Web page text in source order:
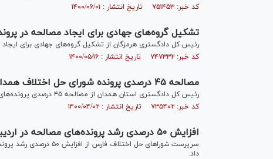
کد خبر: ۷۵۱۴۵۳ تاریخ انتشار : ۱۴۰۰/۰۶/۰۱
تشکیل گروه‌های جهادی برای ایجاد مصالحه در
رئیس کل دادگستری هرمزگان از تشکیل گروه‌های جهادی برای
کد خبر: ۷۴۷۳۳۲ تاریخ انتشار : ۱۴۰۰/۰۵/۱۶
مصالحه ۴۵ درصدی پرونده شورای حل اختلاف همدان
رئیس کل دادگستری استان همدان از مصالحه ۴۵ درصدی پرونده‌های شورای حل اختلاف همدان خبر داد.
کد خبر: ۷۳۵۴۰۲ تاریخ انتشار : ۱۴۰۰/۰۴/۰۲
افزایش ۵۰ درصدی رشد پرونده‌های مصالحه در اردیبهشت ماه ۱۴۰۰
داد.